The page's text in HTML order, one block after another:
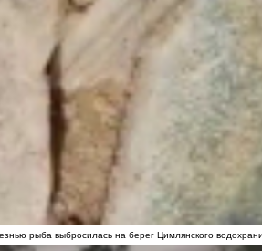
рыба выбросилась на берег Цимлянского